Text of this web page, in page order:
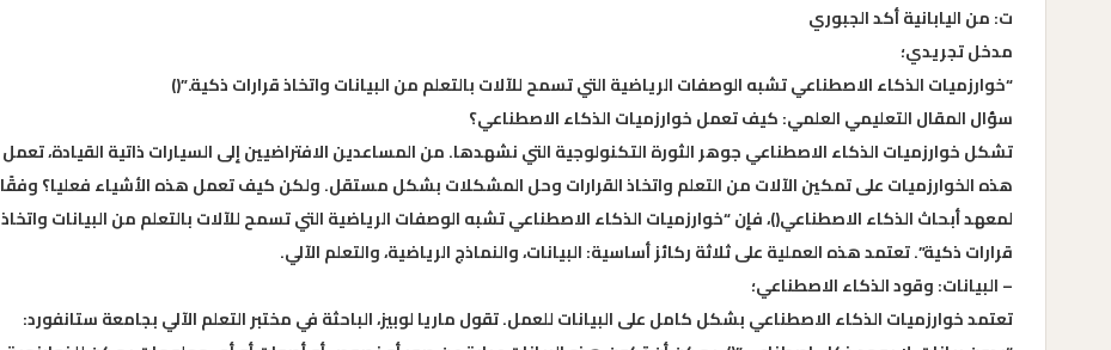
ت: من اليابانية أكد الجبوري
مدخل تجريدي؛
“خوارزميات الذكاء الاصطناعي تشبه الوصفات الرياضية التي تسمح للآلات بالتعلم من البيانات واتخاذ قرارات ذكية.”()
سؤال المقال التعليمي العلمي: كيف تعمل خوارزميات الذكاء الاصطناعي؟
تشكل خوارزميات الذكاء الاصطناعي جوهر الثورة التكنولوجية التي نشهدها. من المساعدين الافتراضيين إلى السيارات ذاتية القيادة، تعمل
هذه الخوارزميات على تمكين الآلات من التعلم واتخاذ القرارات وحل المشكلات بشكل مستقل. ولكن كيف تعمل هذه الأشياء فعليا؟ وفقًا
لمعهد أبحاث الذكاء الاصطناعي()، فإن “خوارزميات الذكاء الاصطناعي تشبه الوصفات الرياضية التي تسمح للآلات بالتعلم من البيانات واتخاذ
قرارات ذكية”. تعتمد هذه العملية على ثلاثة ركائز أساسية: البيانات، والنماذج الرياضية، والتعلم الآلي.
– البيانات: وقود الذكاء الاصطناعي؛
تعتمد خوارزميات الذكاء الاصطناعي بشكل كامل على البيانات للعمل. تقول ماريا لوبيز، الباحثة في مختبر التعلم الآلي بجامعة ستانفورد: